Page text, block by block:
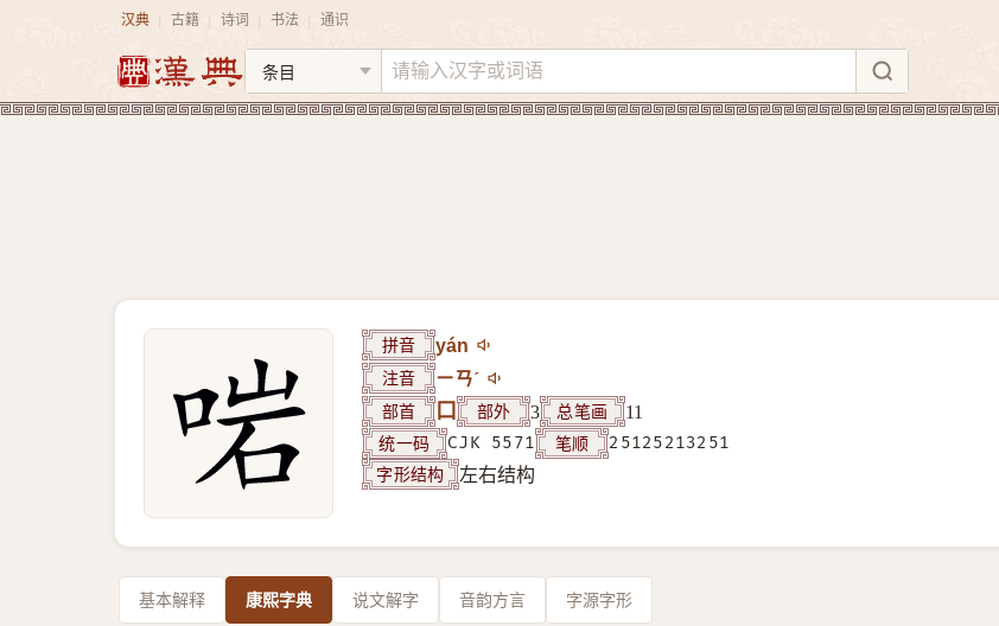
汉典 古籍 诗词 书法 通识
拼音 yán
注音 ㄧㄢˊ
部首 口 部外 3 总笔画 11
统一码 CJK 5571 笔顺 25125213251
字形结构 左右结构
基本解释 康熙字典 说文解字 音韵方言 字源字形